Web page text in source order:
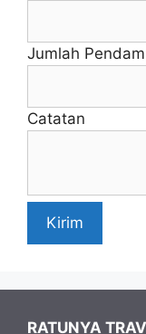
Jumlah
Catatan
Kirim
RATUNYA